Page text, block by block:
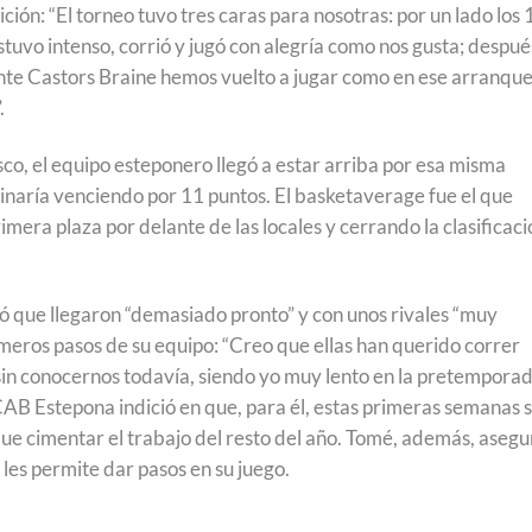
“El torneo tuvo tres caras para nosotras: por un lado los
intenso, corrió y jugó con alegría como nos gusta;
Castors Braine hemos vuelto a jugar como en ese arranque
el equipo esteponero llegó a estar arriba por esa misma
venciendo por 11 puntos. El basketaverage fue el que
plaza por delante de las locales y cerrando la
llegaron “demasiado pronto” y con unos rivales “muy
pasos de su equipo: “Creo que ellas han querido correr
conocernos todavía, siendo yo muy lento en la
Estepona indició en que, para él, estas primeras semanas
cimentar el trabajo del resto del año. Tomé, además,
permite dar pasos en su juego.